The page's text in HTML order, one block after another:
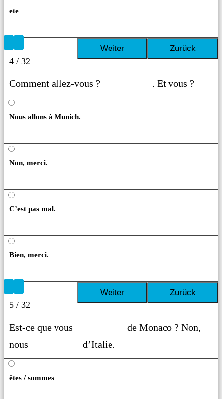
ete
4 / 32
Comment allez-vous ? __________. Et vous ?
Nous allons à Munich.
Non, merci.
C’est pas mal.
Bien, merci.
5 / 32
Est-ce que vous __________ de Monaco ? Non,
nous __________ d’Italie.
êtes / sommes